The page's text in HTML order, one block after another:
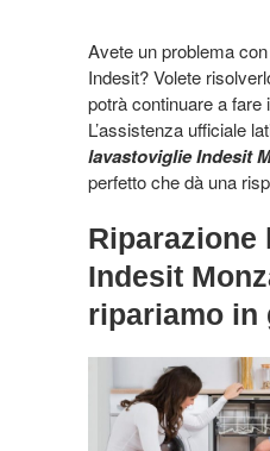
Avete un problema
Indesit? Volete
potrà continuare a
L’assistenza ufficiale
lavastoviglie Indesit
perfetto che dà una
Riparazione
Indesit
ripariamo in